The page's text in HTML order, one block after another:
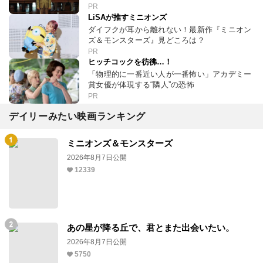
PR
LiSAが推すミニオンズ
ダイフクが耳から離れない！最新作『ミニオン
ズ＆モンスターズ』見どころは？
PR
ヒッチコックを彷彿…！
「物理的に一番近い人が一番怖い」アカデミー
賞女優が体現する“隣人”の恐怖
PR
デイリーみたい映画ランキング
ミニオンズ＆モンスターズ
2026年8月7日公開
12339
あの星が降る丘で、君とまた出会いたい。
2026年8月7日公開
5750